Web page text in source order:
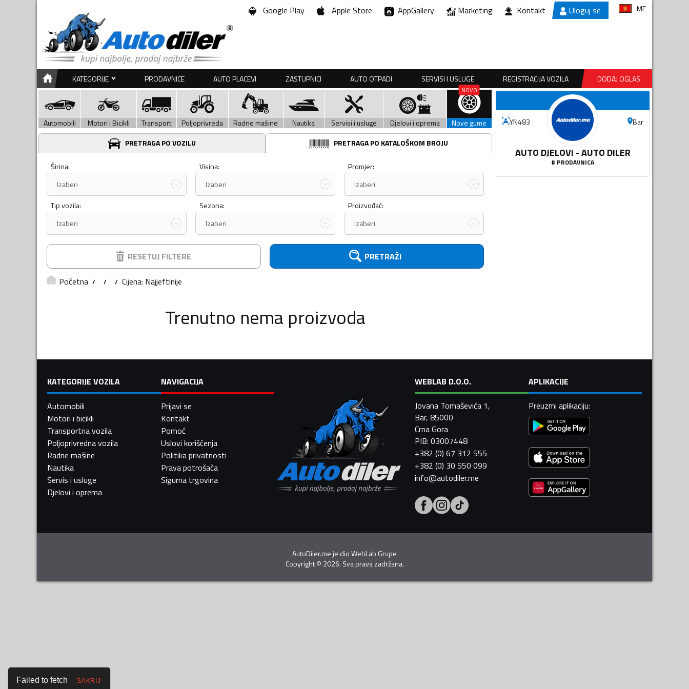
Google Play Apple Store AppGallery Marketing Kontakt Uloguj se ME
KATEGORIJE PRODAVNICE AUTO PLACEVI ZASTUPNICI AUTO OTPADI SERVISI I USLUGE REGISTRACIJA VOZILA DODAJ OGLAS
Automobili Motori i Bicikli Transport Poljoprivreda Radne mašine Nautika Servisi i usluge Djelovi i oprema
Nove gume
PRETRAGA PO VOZILU
PRETRAGA PO KATALOŠKOM BROJU
Širina:
Izaberi
Visina:
Izaberi
Promjer:
Izaberi
Tip vozila:
Izaberi
Sezona:
Izaberi
Proizvođač:
Izaberi
RESETUJ FILTERE PRETRAŽI
Početna Cijena: Najjeftinije
Trenutno nema proizvoda
Failed to fetch SAKRIJ
YN483 Bar
AUTO DJELOVI - AUTO DILER
# PRODAVNICA
KATEGORIJE VOZILA
Automobili
Motori i bicikli
Transportna vozila
Poljoprivredna vozila
Radne mašine
Nautika
Servis i usluge
Djelovi i oprema
NAVIGACIJA
Prijavi se
Kontakt
Pomoć
Uslovi korišćenja
Politika privatnosti
Prava potrošača
Sigurna trgovina
WEBLAB D.O.O.
Jovana Tomaševića 1,
Bar, 85000
Crna Gora
PIB: 03007448
+382 (0) 67 312 555
+382 (0) 30 550 099
info@autodiler.me
APLIKACIJE
Preuzmi aplikaciju:
AutoDiler.me je dioWebLab Grupe
Copyright© 2026. Sva prava zadržana.